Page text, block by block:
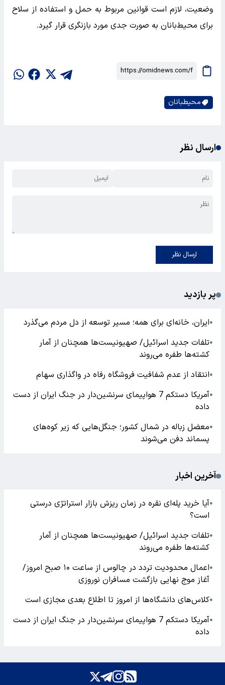
وضعیت، لازم است قوانین مربوط به حمل و استفاده از سلاح
برای محیط‌بانان به صورت جدی مورد بازنگری قرار گیرد.
محیطبانان
ارسال نظر
ارسال نظر
پر بازدید
●ایران، خانه‌ای برای همه؛ مسیر توسعه از دل مردم می‌گذرد
●تلفات جدید اسرائیل/ صهیونیست‌ها همچنان از آمار
کشته‌ها طفره می‌روند
●انتقاد از عدم شفافیت فروشگاه رفاه در واگذاری سهام
●
آمریکا دستکم 7 هواپیمای سرنشین‌دار در جنگ ایران از دست
داده
●معضل زباله در شمال کشور؛ جنگل‌هایی که زیر کوه‌های
پسماند دفن می‌شوند
آخرین اخبار
●آیا خرید پله‌ای نقره در زمان ریزش بازار استراتژی درستی
است؟
●تلفات جدید اسرائیل/ صهیونیست‌ها همچنان از آمار
کشته‌ها طفره می‌روند
●
اعمال محدودیت تردد در چالوس از ساعت ۱۰ صبح امروز/
آغاز موج نهایی بازگشت مسافران نوروزی
●کلاس‌های دانشگاه‌ها از امروز تا اطلاع بعدی مجازی است
●
آمریکا دستکم 7 هواپیمای سرنشین‌دار در جنگ ایران از دست
داده